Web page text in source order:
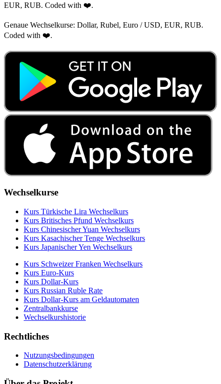
EUR, RUB. Coded with ❤️.
Genaue Wechselkurse: Dollar, Rubel, Euro / USD, EUR, RUB.
Coded with ❤️.
Wechselkurse
Kurs Türkische Lira Wechselkurs
Kurs Britisches Pfund Wechselkurs
Kurs Chinesischer Yuan Wechselkurs
Kurs Kasachischer Tenge Wechselkurs
Kurs Japanischer Yen Wechselkurs
Kurs Schweizer Franken Wechselkurs
Kurs Euro-Kurs
Kurs Dollar-Kurs
Kurs Russian Ruble Rate
Kurs Dollar-Kurs am Geldautomaten
Zentralbankkurse
Wechselkurshistorie
Rechtliches
Nutzungsbedingungen
Datenschutzerklärung